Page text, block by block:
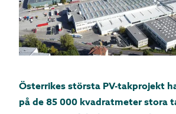
Österrikes största PV-takprojekt
på de 85 000 kvadratmeter stora